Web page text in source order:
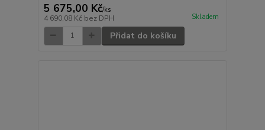
5 675,00 Kč/ks
4 690,08 Kč bez DPH Skladem
Přidat do košíku